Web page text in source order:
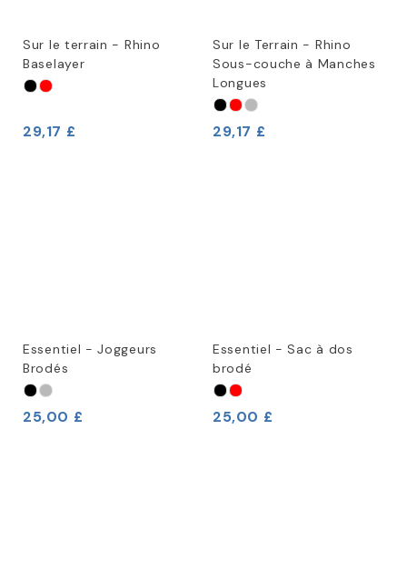
Sur le terrain - Rhino
Baselayer
29,17 £
Sur le Terrain - Rhino
Sous-couche à Manches
Longues
29,17 £
Essentiel - Joggeurs
Brodés
25,00 £
Essentiel - Sac à dos
brodé
25,00 £